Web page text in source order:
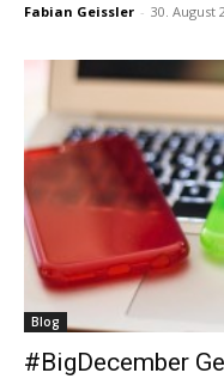
Fabian Geissler - 30. August
Blog
#BigDecember